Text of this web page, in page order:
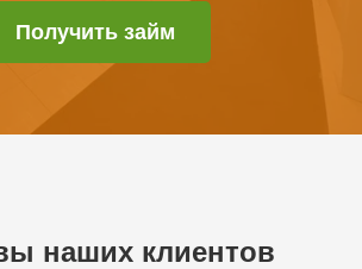
Получить займ
наших клиентов